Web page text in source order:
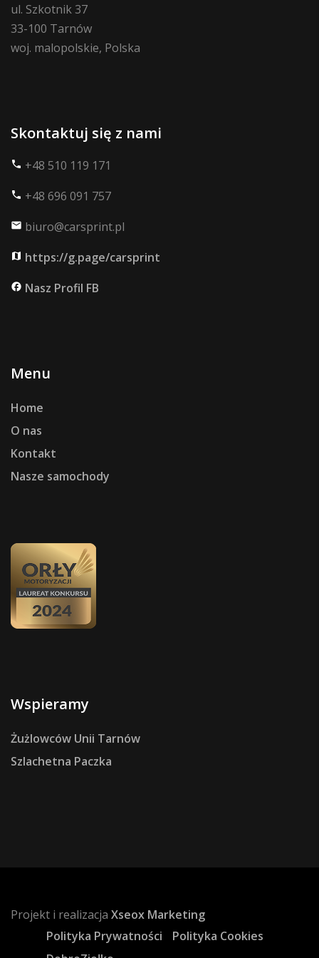
ul. Szkotnik 37
33-100 Tarnów
woj. malopolskie, Polska
Skontaktuj się z nami
phone +48 510 119 171
phone +48 696 091 757
mail biuro@carsprint.pl
map https://g.page/carsprint
facebook Nasz Profil FB
Menu
Home
O nas
Kontakt
Nasze samochody
Wspieramy
Żużlowców Unii Tarnów
Szlachetna Paczka
Projekt i realizacja Xseox Marketing
Polityka Prywatności
Polityka Cookies